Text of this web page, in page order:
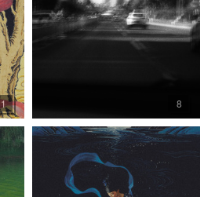
1 8